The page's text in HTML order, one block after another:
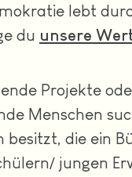
lebt
du unsere
Projekte
Menschen
besitzt, die ein
jungen